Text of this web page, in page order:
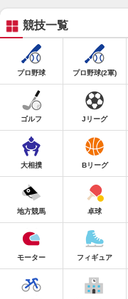
競技一覧
プロ野球 プロ野球(2軍)
ゴルフ Jリーグ
大相撲 Bリーグ
地方競馬 卓球
モーター フィギュア